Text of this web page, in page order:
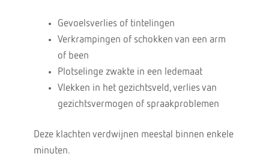
Gevoelsverlies of tintelingen
Verkrampingen of schokken van een arm
of been
Plotselinge zwakte in een ledemaat
Vlekken in het gezichtsveld, verlies van
gezichtsvermogen of spraakproblemen
Deze klachten verdwijnen meestal binnen enkele
minuten.